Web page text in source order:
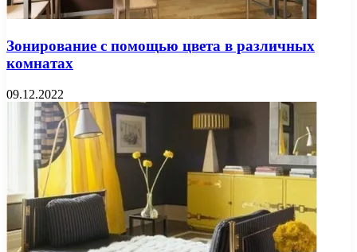
Зонирование с помощью цвета в различных
комнатах
09.12.2022